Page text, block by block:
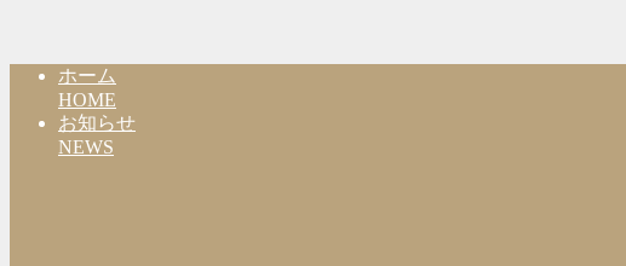
ホーム
HOME
お知らせ
NEWS